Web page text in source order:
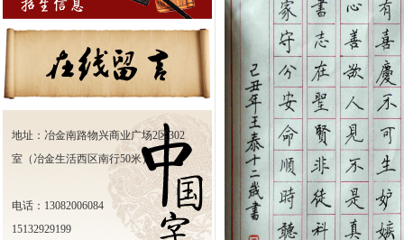
地址：冶金南路物兴商业广场2区302
室（冶金生活西区南行50米）
电话：13082006084
15132929199